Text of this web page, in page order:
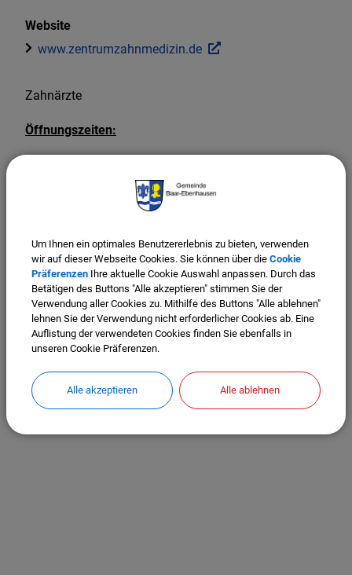
Zahnärzte
Öffnungszeiten:
Freitag: 06:30 - 19:30 Uhr
Website
www.zentrumzahnmedizin.de
Um Ihnen ein optimales Benutzererlebnis zu bieten, verwenden
wir auf dieser Webseite Cookies. Sie können über die Cookie
Präferenzen Ihre aktuelle Cookie Auswahl anpassen. Durch das
Betätigen des Buttons "Alle akzeptieren" stimmen Sie der
Verwendung aller Cookies zu. Mithilfe des Buttons "Alle ablehnen"
lehnen Sie der Verwendung nicht erforderlicher Cookies ab. Eine
Auflistung der verwendeten Cookies finden Sie ebenfalls in
unseren Cookie Präferenzen.
Alle akzeptieren Alle ablehnen